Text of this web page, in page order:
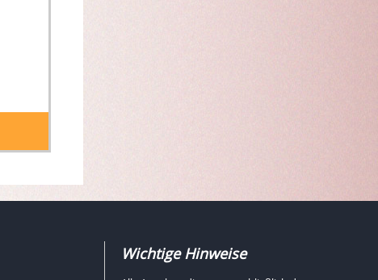
Wichtige Hinweise